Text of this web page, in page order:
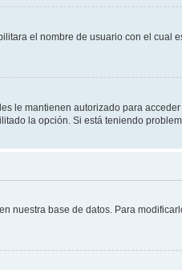
el nombre de usuario con el
le mantienen autorizado para
la opción. Si está teniendo
nuestra base de datos. Para